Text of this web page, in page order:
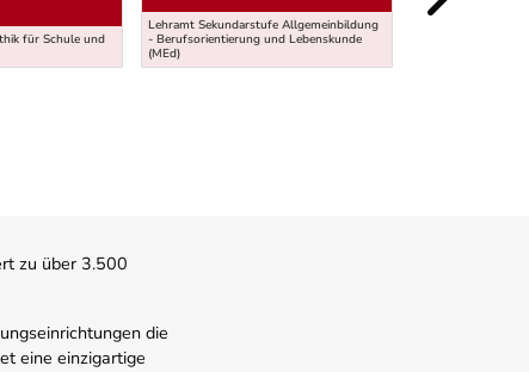
für Schule und
Lehramt Sekundarstufe Allgemeinbildung
- Berufsorientierung und Lebenskunde
(MEd)
zu über 3.500
die
eine einzigartige